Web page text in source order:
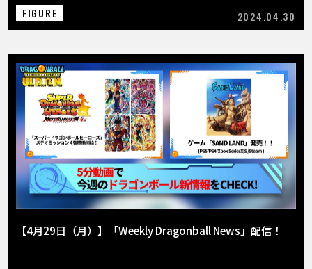
FIGURE
2024.04.30
【4月29日（月）】「Weekly Dragonball News」配信！